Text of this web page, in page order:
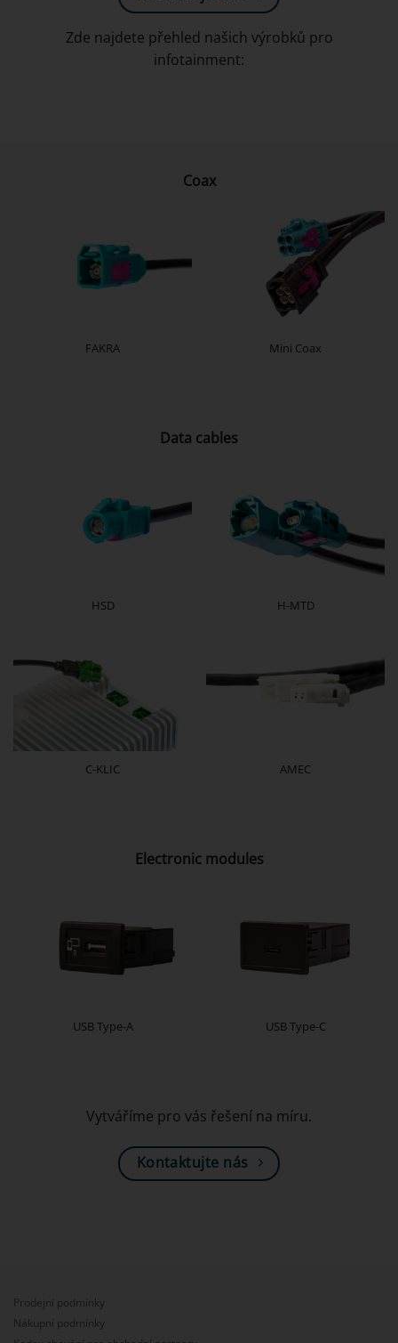
Zde najdete přehled našich výrobků pro
infotainment:
Coax
FAKRA Mini Coax
Data cables
HSD H-MTD
C-KLIC AMEC
Electronic modules
USB Type-A USB Type-C
Vytváříme pro vás řešení na míru.
Kontaktujte nás
Prodejní podmínky
Nákupní podmínky